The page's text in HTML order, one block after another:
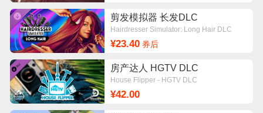
剪发模拟器 长发DLC
Hairdresser Simulator: Long Hair DLC
¥23.40券后
房产达人 HGTV DLC
House Flipper - HGTV DLC
¥42.00